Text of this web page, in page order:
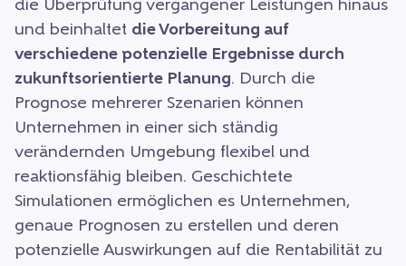
die Überprüfung vergangener Leistungen hinaus
und beinhaltet die Vorbereitung auf
verschiedene potenzielle Ergebnisse durch
zukunftsorientierte Planung. Durch die
Prognose mehrerer Szenarien können
Unternehmen in einer sich ständig
verändernden Umgebung flexibel und
reaktionsfähig bleiben. Geschichtete
Simulationen ermöglichen es Unternehmen,
genaue Prognosen zu erstellen und deren
potenzielle Auswirkungen auf die Rentabilität zu